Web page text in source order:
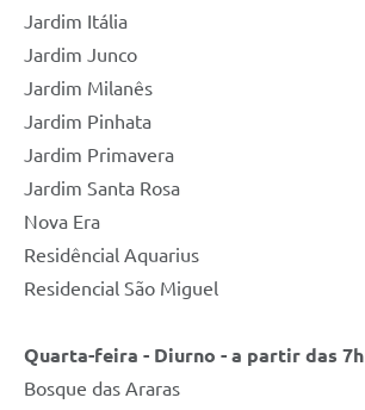
Jardim Itália
Jardim Junco
Jardim Milanês
Jardim Pinhata
Jardim Primavera
Jardim Santa Rosa
Nova Era
Residêncial Aquarius
Residencial São Miguel
Quarta-feira - Diurno - a partir das 7h
Bosque das Araras